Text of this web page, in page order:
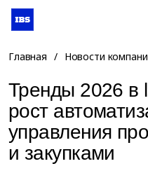
Главная / Новости
Тренды 2026 в
рост
управления
и закупками